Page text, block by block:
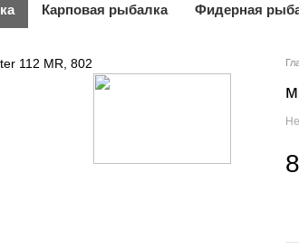
Карповая рыбалка Фидерная